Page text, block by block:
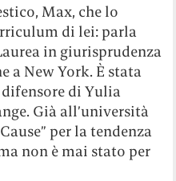
Max, che lo
di lei: parla
in giurisprudenza
a New York. È stata
di Yulia
Già all’università
per la tendenza
non è mai stato per